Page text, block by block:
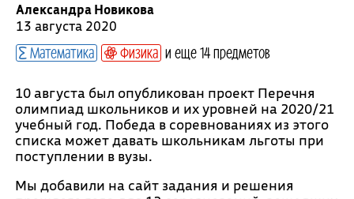
Александра Новикова
13 августа 2020
Математика Физика и еще 14 предметов
10 августа был опубликован проект Перечня
олимпиад школьников и их уровней на 2020/21
учебный год. Победа в соревнованиях из этого
списка может давать школьникам льготы при
поступлении в вузы.
Мы добавили на сайт задания и решения